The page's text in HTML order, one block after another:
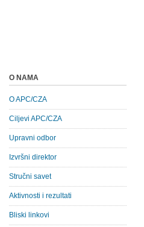
O NAMA
O APC/CZA
Ciljevi APC/CZA
Upravni odbor
Izvršni direktor
Stručni savet
Aktivnosti i rezultati
Bliski linkovi